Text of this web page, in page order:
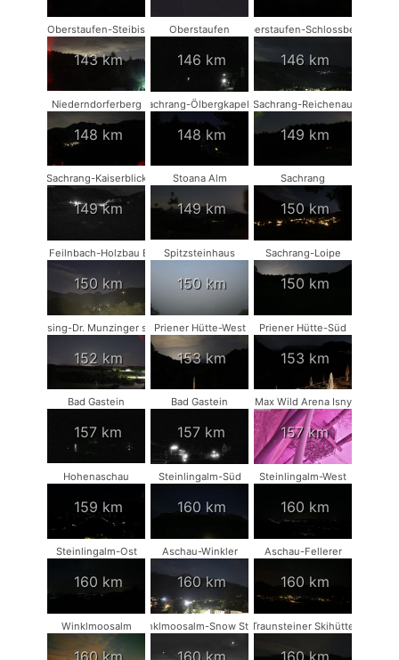
Oberstaufen-Steibis
143 km
Oberstaufen
146 km
Oberstaufen-Schlossberg
146 km
Niederndorferberg
148 km
Sachrang-Ölbergkapelle
148 km
Sachrang-Reichenau
149 km
Sachrang-Kaiserblick
149 km
Stoana Alm
149 km
Sachrang
150 km
Bad Feilnbach-Holzbau Eder
150 km
Spitzsteinhaus
150 km
Sachrang-Loipe
150 km
Münsing-Dr. Munzinger sport
152 km
Priener Hütte-West
153 km
Priener Hütte-Süd
153 km
Bad Gastein
157 km
Bad Gastein
157 km
Max Wild Arena Isny
157 km
Hohenaschau
159 km
Steinlingalm-Süd
160 km
Steinlingalm-West
160 km
Steinlingalm-Ost
160 km
Aschau-Winkler
160 km
Aschau-Fellerer
160 km
Winklmoosalm
160 km
Winklmoosalm-Snow Stake
160 km
Traunsteiner Skihütte
160 km